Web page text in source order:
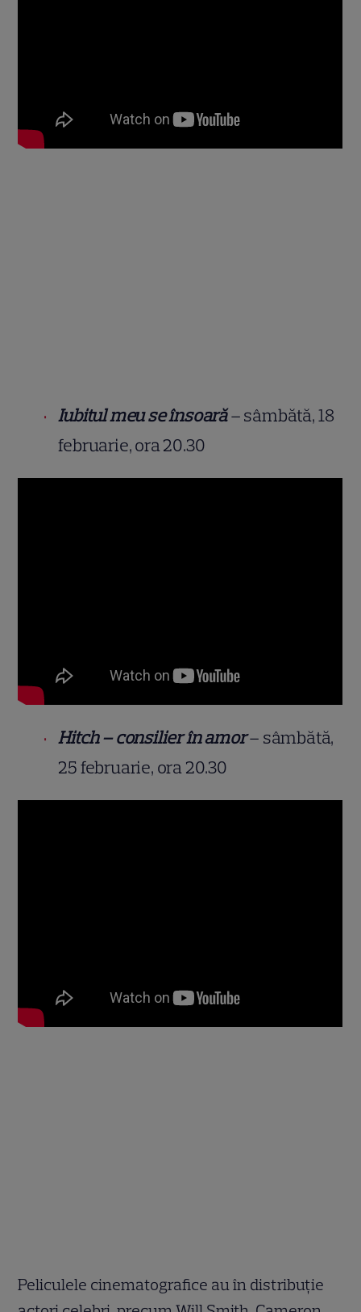
Iubitul meu se însoară– sâmbătă, 18
februarie, ora 20.30
Hitch – consilier în amor– sâmbătă,
25 februarie, ora 20.30
Peliculele cinematografice au în distribuție